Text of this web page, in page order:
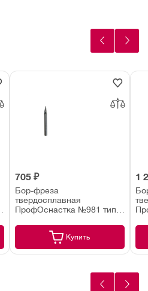
705 ₽
Бор-фреза
твердосплавная
ПрофОснастка №981 тип
мм (по алюминию)
Купить
1
мм